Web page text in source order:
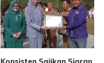
Konsisten Sajikan Siaran